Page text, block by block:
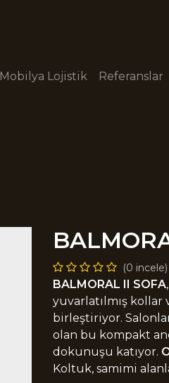
Mobilya Lojistik Referanslar
(0 incele)
BALMORAL II SOFA
yuvarlatılmış kollar
birleştiriyor.
olan bu kompakt
dokunuşu katıyor.
Koltuk, samimi